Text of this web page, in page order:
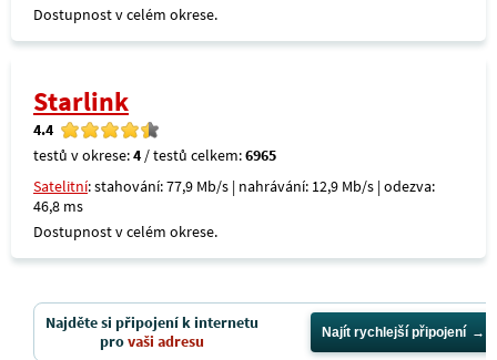
Dostupnost v celém okrese.
Starlink
4.4
testů v okrese:4 / testů celkem:6965
Satelitní: stahování: 77,9 Mb/s | nahrávání: 12,9 Mb/s | odezva:
46,8 ms
Dostupnost v celém okrese.
Najděte si připojení k internetu
provaši adresu Najít rychlejší připojení